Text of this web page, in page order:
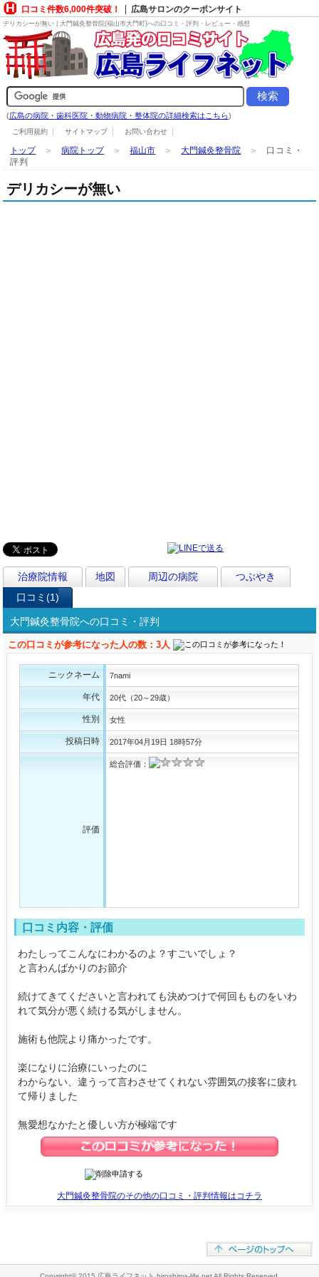
口コミ件数6,000件突破！ 広島サロンのクーポンサイト
デリカシーが無い | 大門鍼灸整骨院(福山市大門町)への口コミ・評判・レビュー・感想
(広島の病院・歯科医院・動物病院・整体院の詳細検索はこちら)
ご利用規約 サイトマップ お問い合わせ
トップ＞病院トップ＞福山市 ＞大門鍼灸整骨院 ＞ 口コミ・
評判
デリカシーが無い
治療院情報 地図 周辺の病院
つぶやき
口コミ(1)
大門鍼灸整骨院への口コミ・評判
この口コミが参考になった人の数：3人
ニックネーム 7nami
年代 20代（20～29歳）
性別 女性
投稿日時 2017年04月19日 18時57分
評価
総合評価：
口コミ内容・評価
わたしってこんなにわかるのよ？すごいでしょ？
と言わんばかりのお節介
続けてきてくださいと言われても決めつけで何回もものをいわ
れて気分が悪く続ける気がしません。
施術も他院より痛かったです。
楽になりに治療にいったのに
わからない、違うって言わさせてくれない雰囲気の接客に疲れ
て帰りました
無愛想なかたと優しい方が極端です
大門鍼灸整骨院のその他の口コミ・評判情報はコチラ